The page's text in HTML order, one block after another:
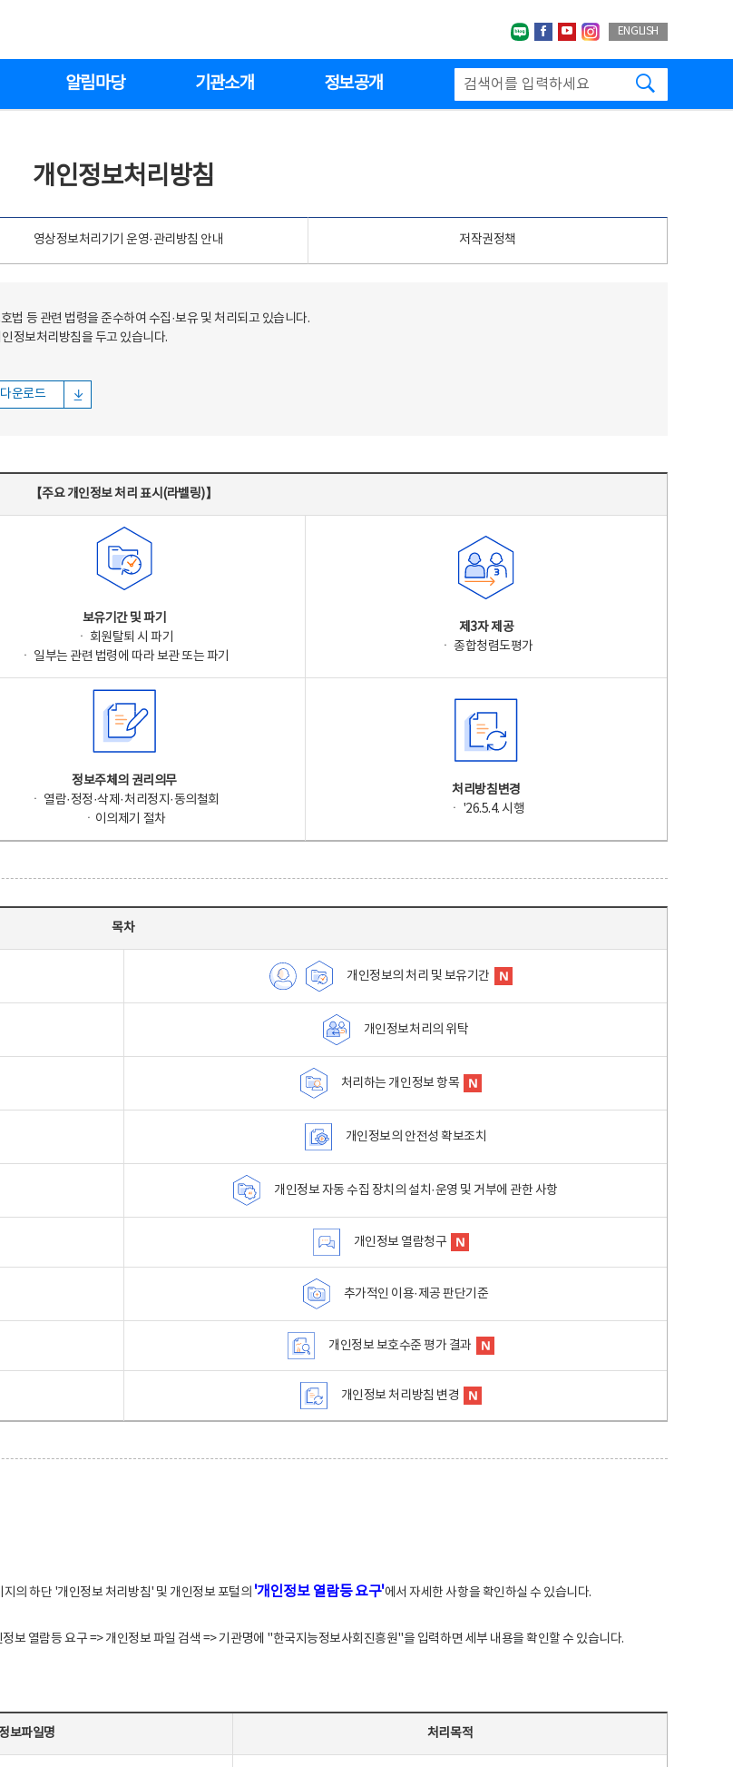
네이버블로그
페이스북
유투브인스타그랩
ENGLISH
알림마당 기관소개 정보공개
개인정보처리방침
영상정보처리기기 운영·관리방침 안내 저작권정책
등 관련 법령을 준수하여 수집·보유 및 처리되고 있습니다.
정보처리방침을 두고 있습니다.
운로드
【주요 개인정보 처리 표시(라벨링)】
보유기간 및 파기
ㆍ 회원탈퇴 시 파기
ㆍ 일부는 관련 법령에 따라 보관 또는 파기
제3자 제공
ㆍ 종합청렴도평가
정보주체의 권리의무
ㆍ 열람·정정·삭제·처리정지·동의철회
ㆍ이의제기 절차
처리방침변경
ㆍ '26.5.4. 시행
목차
개인정보의 처리 및 보유기간
개인정보처리의 위탁
처리하는 개인정보 항목
개인정보의 안전성 확보조치
개인정보 자동 수집 장치의 설치·운영 및 거부에 관한 사항
개인정보 열람청구
추가적인 이용·제공 판단기준
개인정보 보호수준 평가 결과
개인정보 처리방침 변경
의 하단 '개인정보 처리방침' 및 개인정보 포털의 '개인정보 열람등 요구'에서 자세한 사항을 확인하실 수 있습니다.
열람등 요구 => 개인정보 파일 검색 => 기관명에 "한국지능정보사회진흥원"을 입력하면 세부 내용을 확인할 수 있습니다.
보파일명 처리목적